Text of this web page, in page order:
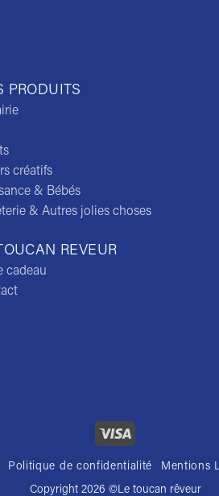
PRODUITS
créatifs
& Bébés
& Autres jolies choses
REVEUR
cadeau
Politique de confidentialité Mentions
Copyright 2026 ©Le toucan rêveur